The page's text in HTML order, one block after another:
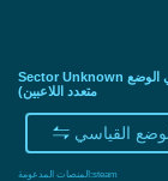
Sector Unknown أداة التعديل الوضع المعزز (يدعم 18 تعديل العناصر، غير مدعوم في الوضع
متعدد اللاعبين)
القياسي
المنصات المدعومة:steam